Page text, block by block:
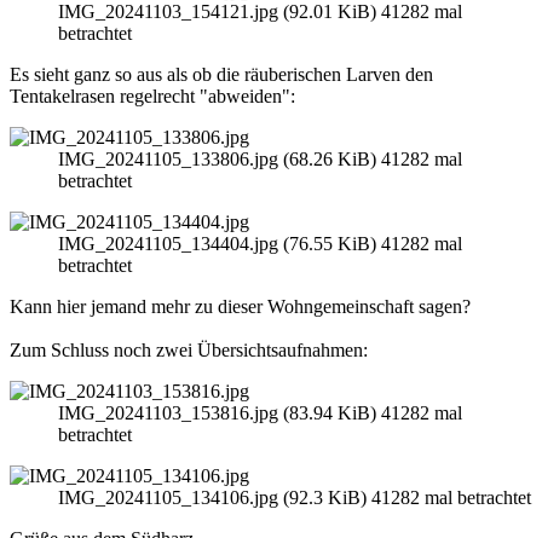
IMG_20241103_154121.jpg (92.01 KiB) 41282 mal
betrachtet
Es sieht ganz so aus als ob die räuberischen Larven den
Tentakelrasen regelrecht "abweiden":
IMG_20241105_133806.jpg (68.26 KiB) 41282 mal
betrachtet
IMG_20241105_134404.jpg (76.55 KiB) 41282 mal
betrachtet
Kann hier jemand mehr zu dieser Wohngemeinschaft sagen?
Zum Schluss noch zwei Übersichtsaufnahmen:
IMG_20241103_153816.jpg (83.94 KiB) 41282 mal
betrachtet
IMG_20241105_134106.jpg (92.3 KiB) 41282 mal betrachtet